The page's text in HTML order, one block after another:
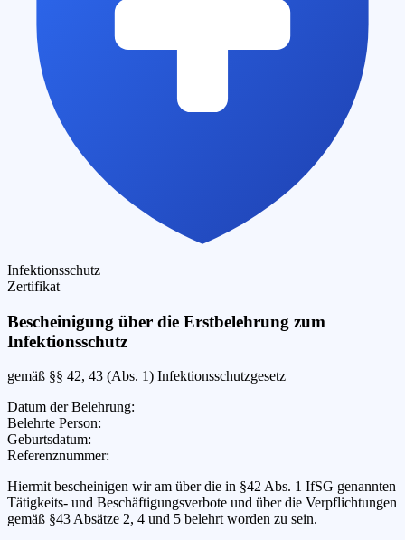
Infektionsschutz
Zertifikat
Bescheinigung über die Erstbelehrung zum
Infektionsschutz
gemäß §§ 42, 43 (Abs. 1) Infektionsschutzgesetz
Datum der Belehrung:
Belehrte Person:
Geburtsdatum:
Referenznummer:
Hiermit bescheinigen wiram über die in §42 Abs. 1 IfSG genannten
Tätigkeits- und Beschäftigungsverbote und über die Verpflichtungen
gemäß §43 Absätze 2, 4 und 5 belehrt worden zu sein.